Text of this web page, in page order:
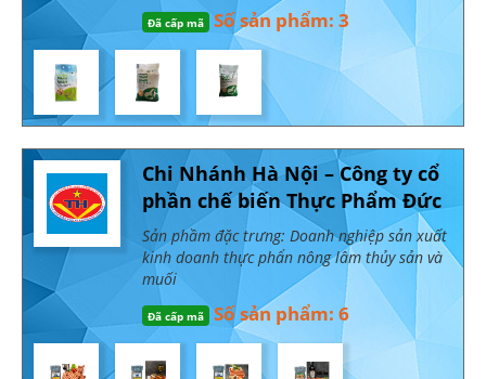
Đã cấp mã Số sản phẩm: 3
Chi Nhánh Hà Nội – Công ty cổ
phần chế biến Thực Phẩm Đức
Sản phầm đặc trưng: Doanh nghiệp sản xuất
kinh doanh thực phẩn nông lâm thủy sản và
muối
Đã cấp mã Số sản phẩm: 6